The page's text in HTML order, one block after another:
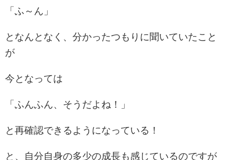
「ふ～ん」
となんとなく、分かったつもりに聞いていたこと
が
今となっては
「ふんふん、そうだよね！」
と再確認できるようになっている！
と、自分自身の多少の成長も感じているのですが